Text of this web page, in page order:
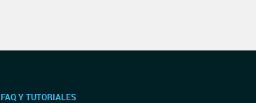
FAQ Y TUTORIALES